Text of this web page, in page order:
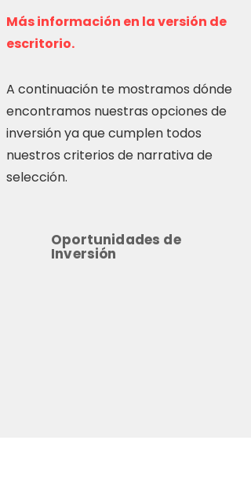
Más información en la versión de
escritorio.
A continuación te mostramos dónde
encontramos nuestras opciones de
inversión ya que cumplen todos
nuestros criterios de narrativa de
selección.
Oportunidades de
Inversión